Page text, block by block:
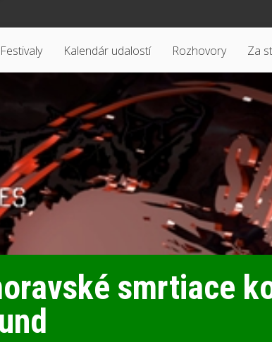
Festivaly Kalendár udalostí Rozhovory Za
smrtiace